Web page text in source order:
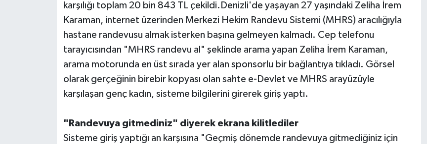
karşılığı toplam 20 bin 843 TL çekildi.Denizli'de yaşayan 27 yaşındaki Zeliha İrem
Karaman, internet üzerinden Merkezi Hekim Randevu Sistemi (MHRS) aracılığıyla
hastane randevusu almak isterken başına gelmeyen kalmadı. Cep telefonu
tarayıcısından "MHRS randevu al" şeklinde arama yapan Zeliha İrem Karaman,
arama motorunda en üst sırada yer alan sponsorlu bir bağlantıya tıkladı. Görsel
olarak gerçeğinin birebir kopyası olan sahte e-Devlet ve MHRS arayüzüyle
karşılaşan genç kadın, sisteme bilgilerini girerek giriş yaptı.
"Randevuya gitmediniz" diyerek ekrana kilitlediler
Sisteme giriş yaptığı an karşısına "Geçmiş dönemde randevuya gitmediğiniz için